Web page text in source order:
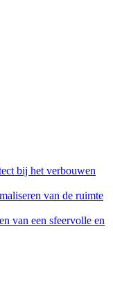
bij het verbouwen
van de ruimte
van een sfeervolle en